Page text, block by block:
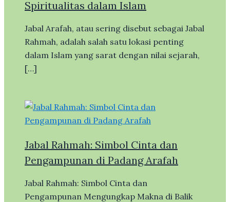
Spiritualitas dalam Islam
Jabal Arafah, atau sering disebut sebagai Jabal
Rahmah, adalah salah satu lokasi penting
dalam Islam yang sarat dengan nilai sejarah,
[…]
Jabal Rahmah: Simbol Cinta dan
Pengampunan di Padang Arafah
Jabal Rahmah: Simbol Cinta dan
Pengampunan Mengungkap Makna di Balik